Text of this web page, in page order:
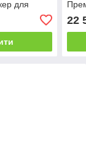
для
22